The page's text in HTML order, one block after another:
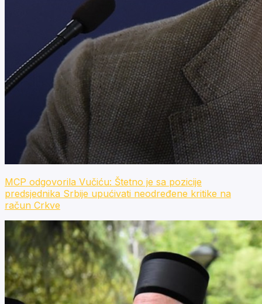
MCP odgovorila Vučiću: Štetno je sa pozicije
predsjednika Srbije upućivati neodređene kritike na
račun Crkve